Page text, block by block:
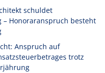
schuldet
– Honoraranspruch besteht
Anspruch auf
trotz